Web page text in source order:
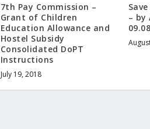
7th Pay Commission –
Grant of Children
Education Allowance and
Hostel Subsidy
Consolidated DoPT
Instructions
July 19, 2018
– by